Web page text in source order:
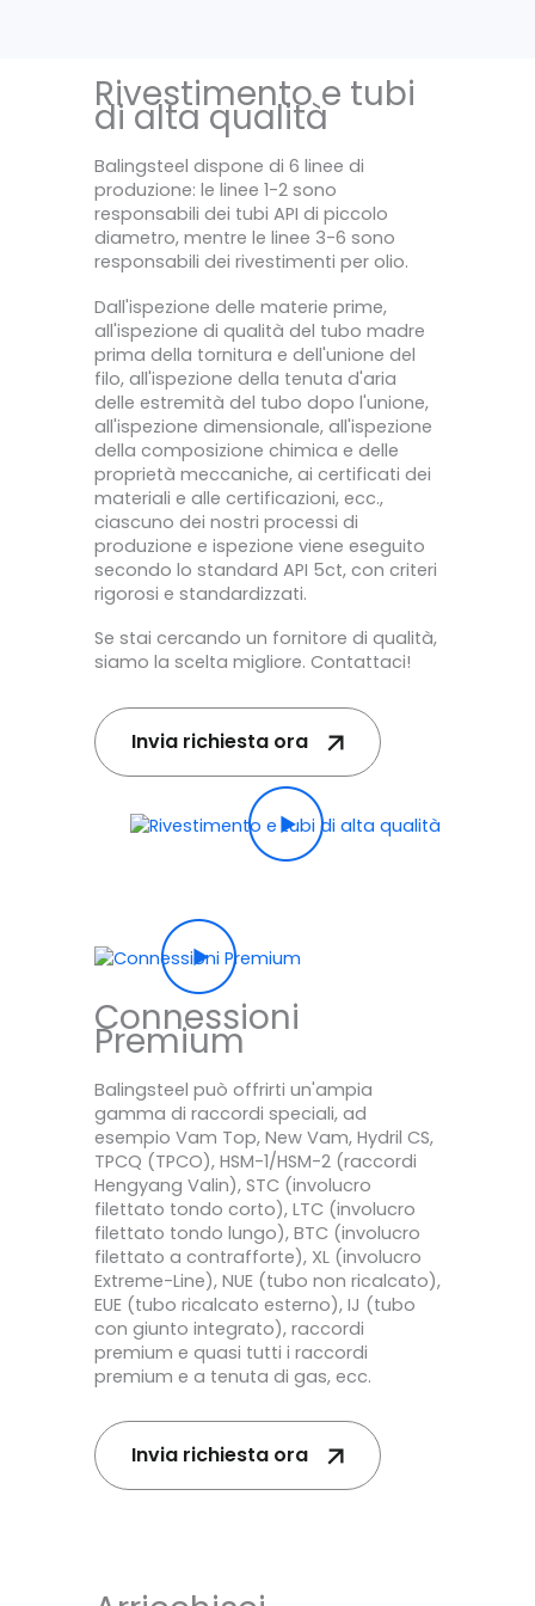
Rivestimento e tubi
di alta qualità
Balingsteel dispone di 6 linee di
produzione: le linee 1-2 sono
responsabili dei tubi API di piccolo
diametro, mentre le linee 3-6 sono
responsabili dei rivestimenti per olio.
Dall'ispezione delle materie prime,
all'ispezione di qualità del tubo madre
prima della tornitura e dell'unione del
filo, all'ispezione della tenuta d'aria
delle estremità del tubo dopo l'unione,
all'ispezione dimensionale, all'ispezione
della composizione chimica e delle
proprietà meccaniche, ai certificati dei
materiali e alle certificazioni, ecc.,
ciascuno dei nostri processi di
produzione e ispezione viene eseguito
secondo lo standard API 5ct, con criteri
rigorosi e standardizzati.
Se stai cercando un fornitore di qualità,
siamo la scelta migliore. Contattaci!
Invia richiesta ora
Connessioni
Premium
Balingsteel può offrirti un'ampia
gamma di raccordi speciali, ad
esempio Vam Top, New Vam, Hydril CS,
TPCQ (TPCO), HSM-1/HSM-2 (raccordi
Hengyang Valin), STC (involucro
filettato tondo corto), LTC (involucro
filettato tondo lungo), BTC (involucro
filettato a contrafforte), XL (involucro
Extreme-Line), NUE (tubo non ricalcato),
EUE (tubo ricalcato esterno), IJ (tubo
con giunto integrato), raccordi
premium e quasi tutti i raccordi
premium e a tenuta di gas, ecc.
Invia richiesta ora